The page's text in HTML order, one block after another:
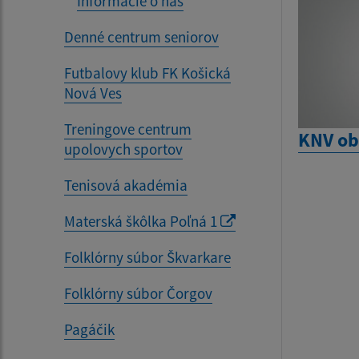
Denné centrum seniorov
Futbalovy klub FK Košická
Nová Ves
Treningove centrum
upolovych sportov
Tenisová akadémia
Materská škôlka Poľná 1
Folklórny súbor Škvarkare
Folklórny súbor Čorgov
Pagáčik
KNV